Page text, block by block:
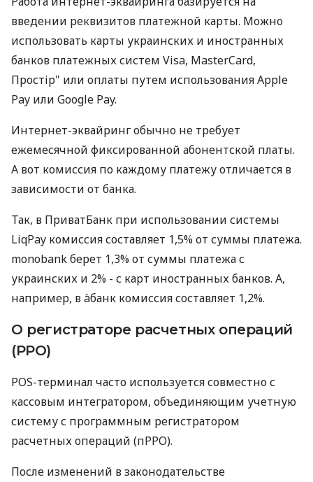
введении реквизитов платежной карты. Можно
использовать карты украинских и иностранных
банков платежных систем Visa, MasterCard,
Простір" или оплаты путем использования Apple
Pay или Google Pay.
Интернет-эквайринг обычно не требует
ежемесячной фиксированной абонентской платы.
А вот комиссия по каждому платежу отличается в
зависимости от банка.
Так, в ПриватБанк при использовании системы
LiqPay комиссия составляет 1,5% от суммы платежа.
monobank берет 1,3% от суммы платежа с
украинских и 2% - с карт иностранных банков. А,
например, в àбанк комиссия составляет 1,2%.
О регистраторе расчетных операций
(РРО)
POS-терминал часто используется совместно с
кассовым интегратором, объединяющим учетную
систему с программным регистратором
расчетных операций (пРРО).
После изменений в законодательстве